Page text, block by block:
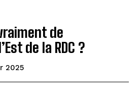
de
de la RDC ?
2025